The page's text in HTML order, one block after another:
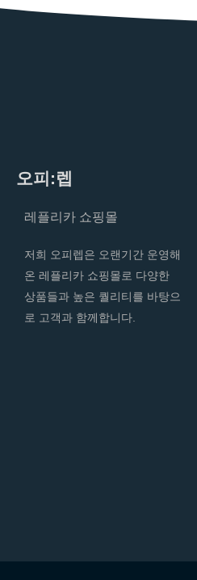
오피:렙
레플리카 쇼핑몰
저희 오피렙은 오랜기간 운영해
온 레플리카 쇼핑몰로 다양한
상품들과 높은 퀄리티를 바탕으
로 고객과 함께합니다.